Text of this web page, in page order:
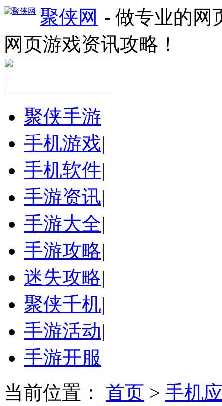
聚侠网 - 做专业的网
网页游戏资讯攻略！
聚侠手游
手机游戏|
手机软件|
手游资讯|
手游大全|
手游攻略|
迷失攻略|
聚侠千机|
手游活动|
手游开服
当前位置： 首页 > 手机